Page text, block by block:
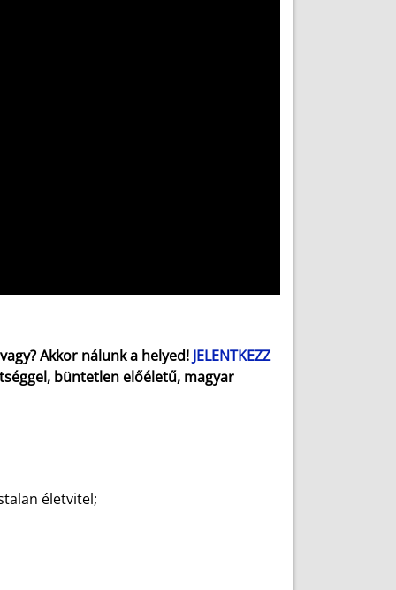
Akkor nálunk a helyed! JELENTKEZZ
büntetlen előéletű, magyar
életvitel;